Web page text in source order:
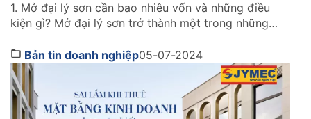
1. Mở đại lý sơn cần bao nhiêu vốn và những điều
kiện gì? Mở đại lý sơn trở thành một trong những
vào tiềm năng thị trường, cũng như khả năng sinh lời
vượt trội của nó. Có rất nhiều người đã chuyển […]
Bản tin doanh nghiệp05-07-2024